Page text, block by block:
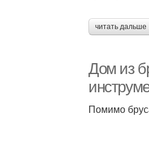
читать
Дом из
Помимо